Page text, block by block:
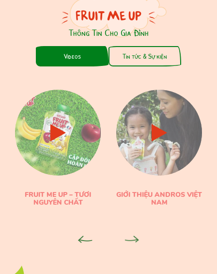
FRUIT ME UP
Thông Tin Cho Gia Đình
Videos Tin tức & Sự kiện
FRUIT ME UP – TƯƠI
NGUYÊN CHẤT
GIỚI THIỆU ANDROS VIỆT
NAM